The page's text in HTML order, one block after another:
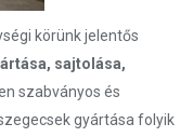
körünk jelentős
sajtolása,
szabványos és
gyártása folyik